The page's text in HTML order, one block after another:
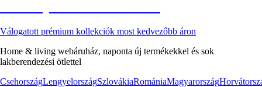
Válogatott prémium kollekciók most kedvezőbb áron
Home & living webáruház, naponta új termékekkel és sok
lakberendezési ötlettel
CsehországLengyelországSzlovákiaRomániaMagyarország